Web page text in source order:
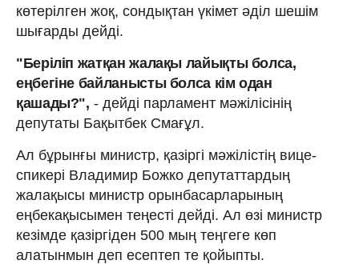
көтерілген жоқ, сондықтан үкімет әділ шешім
шығарды дейді.
"Беріліп жатқан жалақы лайықты болса,
еңбегіне байланысты болса кім одан
қашады?", - дейді парламент мәжілісінің
депутаты Бақытбек Смағұл.
Ал бұрынғы министр, қазіргі мәжілістің вице-
спикері Владимир Божко депутаттардың
жалақысы министр орынбасарларының
еңбекақысымен теңесті дейді. Ал өзі министр
кезімде қазіргіден 500 мың теңгеге көп
алатынмын деп есептеп те қойыпты.